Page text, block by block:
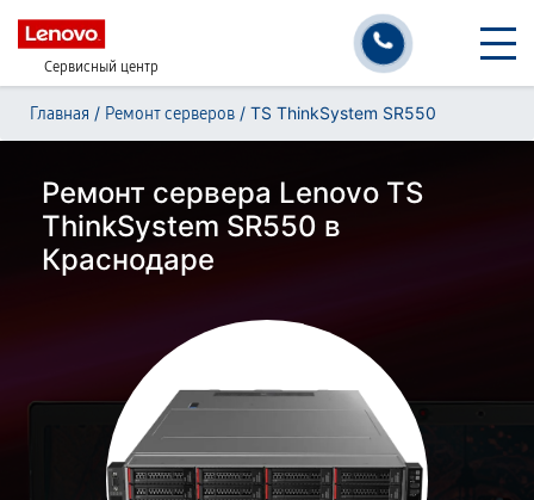
Сервисный центр
Главная / Ремонт серверов / TS ThinkSystem SR550
Ремонт сервера Lenovo TS
ThinkSystem SR550 в
Краснодаре